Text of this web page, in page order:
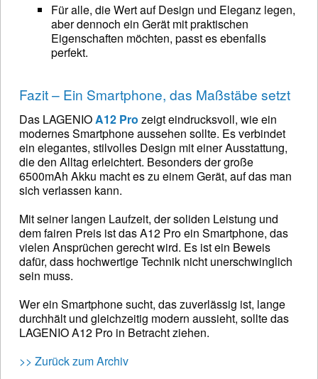
Für alle, die Wert auf Design und Eleganz legen,
aber dennoch ein Gerät mit praktischen
Eigenschaften möchten, passt es ebenfalls
perfekt.
Fazit – Ein Smartphone, das Maßstäbe setzt
Das LAGENIO A12 Pro zeigt eindrucksvoll, wie ein
modernes Smartphone aussehen sollte. Es verbindet
ein elegantes, stilvolles Design mit einer Ausstattung,
die den Alltag erleichtert. Besonders der große
6500mAh Akku macht es zu einem Gerät, auf das man
sich verlassen kann.
Mit seiner langen Laufzeit, der soliden Leistung und
dem fairen Preis ist das A12 Pro ein Smartphone, das
vielen Ansprüchen gerecht wird. Es ist ein Beweis
dafür, dass hochwertige Technik nicht unerschwinglich
sein muss.
Wer ein Smartphone sucht, das zuverlässig ist, lange
durchhält und gleichzeitig modern aussieht, sollte das
LAGENIO A12 Pro in Betracht ziehen.
>> Zurück zum Archiv